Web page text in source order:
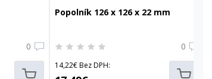
0
Popolník 126 x 126 x 22 mm
0
14,22€ Bez DPH: